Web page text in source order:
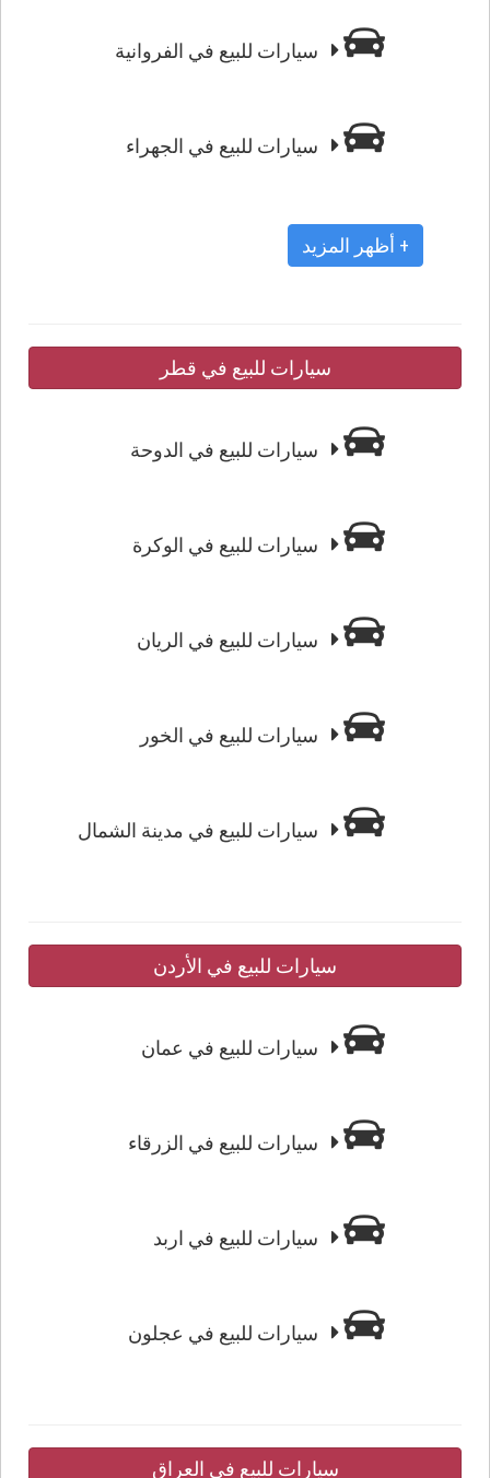
سيارات للبيع في الفروانية
سيارات للبيع في الجهراء
+ أظهر المزيد
سيارات للبيع في قطر
سيارات للبيع في الدوحة
سيارات للبيع في الوكرة
سيارات للبيع في الريان
سيارات للبيع في الخور
سيارات للبيع في مدينة الشمال
سيارات للبيع في الأردن
سيارات للبيع في عمان
سيارات للبيع في الزرقاء
سيارات للبيع في اربد
سيارات للبيع في عجلون
سيارات للبيع في العراق